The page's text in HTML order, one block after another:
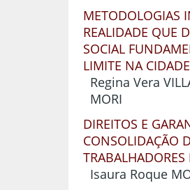
METODOLOGIAS
REALIDADE QUE
SOCIAL
LIMITE NA
Regina Vera
MORI
DIREITOS E
CONSOLIDAÇÃO
Isaura Roque